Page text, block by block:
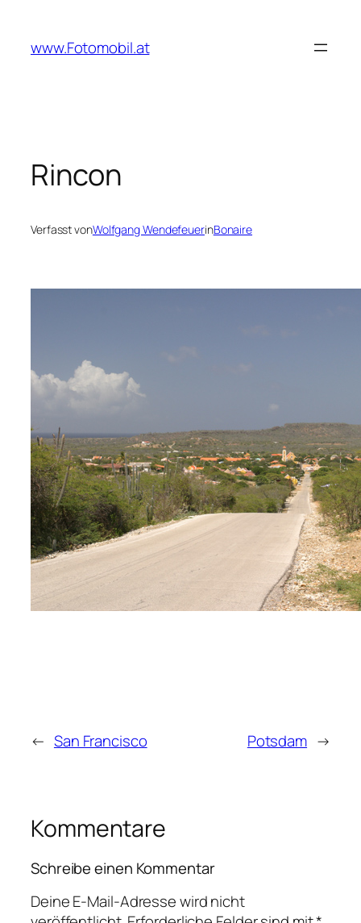
springen
www.Fotomobil.at
Rincon
Verfasst vonWolfgang WendefeuerinBonaire
← San Francisco Potsdam →
Kommentare
Schreibe einen Kommentar
Deine E-Mail-Adresse wird nicht